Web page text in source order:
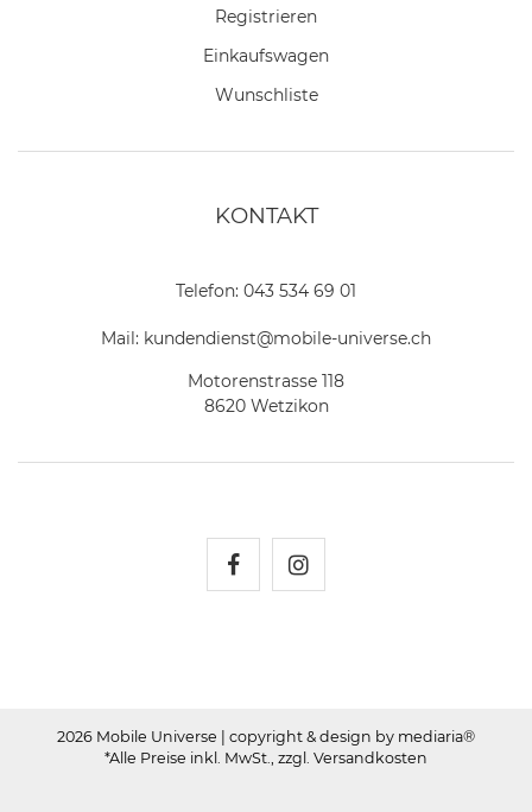
Registrieren
Einkaufswagen
Wunschliste
KONTAKT
Telefon: 043 534 69 01
Mail: kundendienst@mobile-universe.ch
Motorenstrasse 118
8620 Wetzikon
2026 Mobile Universe | copyright & design by mediaria®
*Alle Preise inkl. MwSt., zzgl. Versandkosten